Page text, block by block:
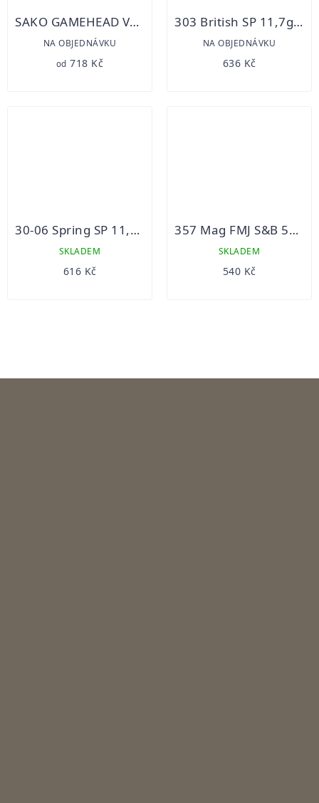
SAKO GAMEHEAD VARMINT
NA OBJEDNÁVKU
od 718 Kč
303 British SP 11,7g S&B 20ks
NA OBJEDNÁVKU
636 Kč
30-06 Spring SP 11,7g S&B 20ks
SKLADEM
616 Kč
357 Mag FMJ S&B 50ks
SKLADEM
540 Kč